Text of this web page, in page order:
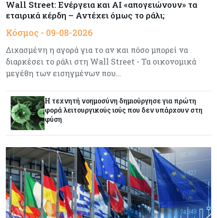
Ενέργεια: Στερεύουν τα αποθέματα της
Ευρώπης - Τι θα γίνει τον χειμώνα
Ενέργεια
Η χώρα με τα περισσότερα φωτοβολταϊκά στις
στέγες διευρύνει την επιδότησή τους
επίκεντρο η επίμονη ακρίβεια
Κόσμος 08-08-2026
Ορμούζ: Πάνω από $510.000 την ημέρα για ένα
VLCC – Η αγορά πληρώνει πλέον τον κίνδυνο
και όχι τα μίλια
Wall Street: Ενέργεια και AI «απογειώνουν» τα
εταιρικά κέρδη – Αντέχει όμως το ράλι;
Κόσμος - 09-08-2026
Διχασμένη η αγορά για το αν και πόσο μπορεί να
διαρκέσει το ράλι στη Wall Street - Τα οικονομικά
μεγέθη των εισηγμένων που…
Η τεχνητή νοημοσύνη δημιούργησε για πρώτη
φορά λειτουργικούς ιούς που δεν υπάρχουν στη
φύση